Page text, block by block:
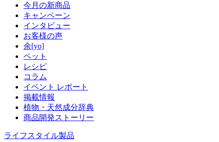
今月の新商品
キャンペーン
インタビュー
お客様の声
余[yo]
ペット
レシピ
コラム
イベント レポート
掲載情報
植物・天然成分辞典
商品開発ストーリー
ライフスタイル製品